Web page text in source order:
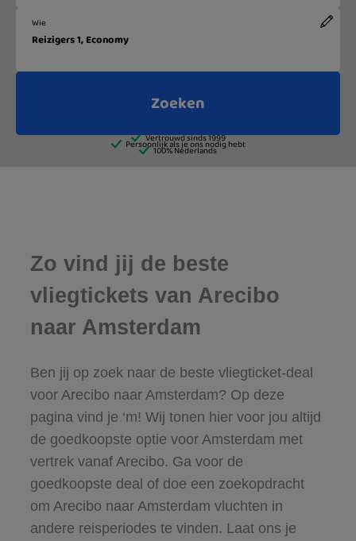
Zo vind jij de beste
vliegtickets van Arecibo
naar Amsterdam
Ben jij op zoek naar de beste vliegticket-deal
voor Arecibo naar Amsterdam? Op deze
pagina vind je ‘m! Wij tonen hier voor jou altijd
de goedkoopste optie voor Amsterdam met
vertrek vanaf Arecibo. Ga voor de
goedkoopste deal of doe een zoekopdracht
om Arecibo naar Amsterdam vluchten in
andere reisperiodes te vinden. Laat ons je